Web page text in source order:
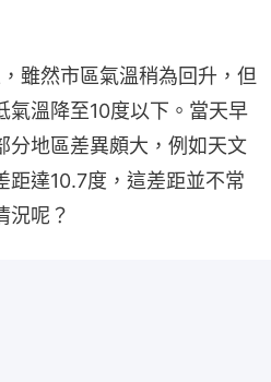
雖然市區氣溫稍為回升，但
氣溫降至10度以下。當天早
分地區差異頗大，例如天文
距達10.7度，這差距並不常
況呢？